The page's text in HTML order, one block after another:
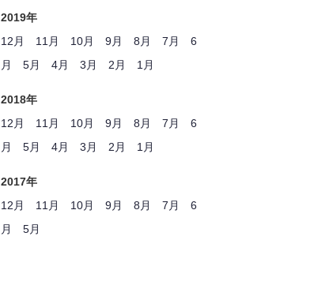
2019年
12月
11月 10月 9月 8月 7月
6
月
5月 4月 3月 2月 1月
2018年
12月
11月 10月 9月 8月 7月
6
月
5月 4月 3月 2月 1月
2017年
12月
11月 10月 9月 8月 7月
6
月
5月